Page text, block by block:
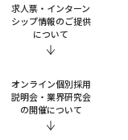
求人票・インターン
シップ情報のご提供
について
オンライン個別採用
説明会・業界研究会
の開催について